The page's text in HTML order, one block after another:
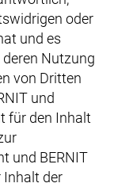
oder
und es
Nutzung
von Dritten
und
für den Inhalt
und BERNIT
Inhalt der